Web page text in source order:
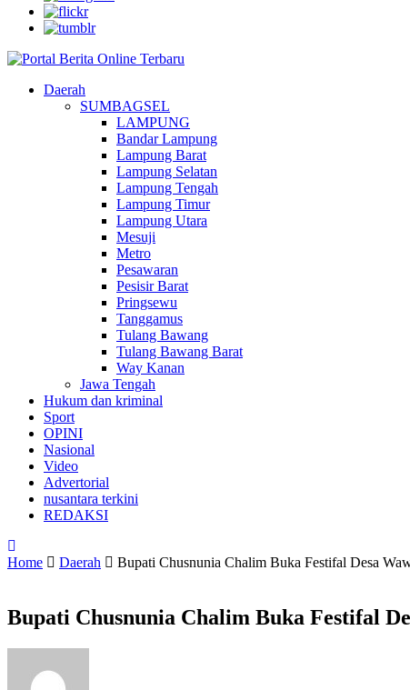
Daerah
SUMBAGSEL
LAMPUNG
Bandar Lampung
Lampung Barat
Lampung Selatan
Lampung Tengah
Lampung Timur
Lampung Utara
Mesuji
Metro
Pesawaran
Pesisir Barat
Pringsewu
Tanggamus
Tulang Bawang
Tulang Bawang Barat
Way Kanan
Jawa Tengah
Hukum dan kriminal
Sport
OPINI
Nasional
Video
Advertorial
nusantara terkini
REDAKSI
Home Daerah Bupati Chusnunia Chalim Buka Festifal Desa
Bupati Chusnunia Chalim Buka Festifal